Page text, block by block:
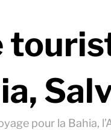
pour la Bahia,